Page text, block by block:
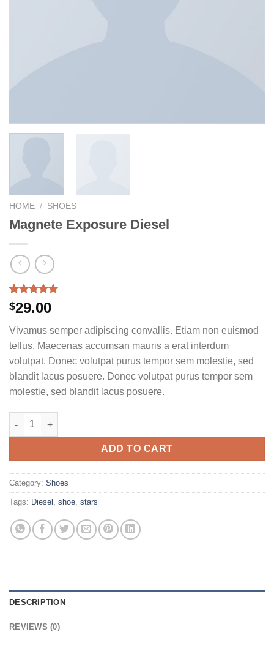
HOME / SHOES
Magnete Exposure Diesel
Rated5.00
out of 5
1
customer
rating
$29.00
Vivamus semper adipiscing convallis. Etiam non euismod
tellus. Maecenas accumsan mauris a erat interdum
volutpat. Donec volutpat purus tempor sem molestie, sed
blandit lacus posuere. Donec volutpat purus tempor sem
molestie, sed blandit lacus posuere.
Magnete Exposure Diesel quantity
ADD TO CART
Category: Shoes
Tags: Diesel , shoe, stars
DESCRIPTION
REVIEWS (0)